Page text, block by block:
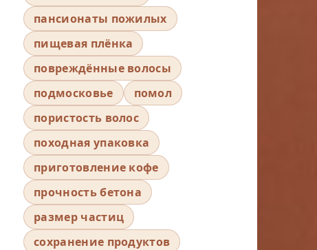
пансионаты пожилых
пищевая плёнка
повреждённые волосы
подмосковье
помол
пористость волос
походная упаковка
приготовление кофе
прочность бетона
размер частиц
сохранение продуктов